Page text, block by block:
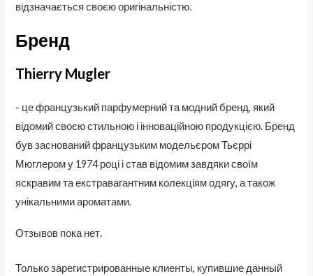
відзначається своєю оригінальністю.
Бренд
Thierry Mugler
- це французький парфумерний та модний бренд, який
відомий своєю стильною і інноваційною продукцією. Бренд
був заснований французьким модельєром Тьєррі
Мюглером у 1974 році і став відомим завдяки своїм
яскравим та екстравагантним колекціям одягу, а також
унікальними ароматами.
Отзывов пока нет.
Только зарегистрированные клиенты, купившие данный